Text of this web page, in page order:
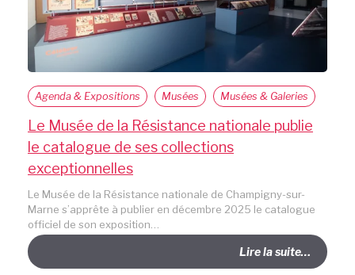
Agenda & Expositions Musées Musées & Galeries
Le Musée de la Résistance nationale publie
le catalogue de ses collections
exceptionnelles
Le Musée de la Résistance nationale de Champigny-sur-
Marne s’apprête à publier en décembre 2025 le catalogue
officiel de son exposition…
Lire la suite…